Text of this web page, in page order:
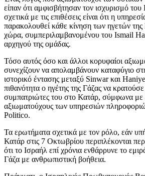
είπαν ότι αμφισβήτησαν τον ισχυρισμό του
σχετικά με τις επιθέσεις είναι ότι η
παρακολουθεί κάθε κίνηση των ηγετών
χώρα, συμπεριλαμβανομένου του Ismail
αρχηγού της ομάδας.
Τόσο αυτός όσο και άλλοι κορυφαίοι
συνεχίζουν να απολαμβάνουν καταφύγιο
ιστορικό έντασης μεταξύ Sinwar και
πιθανότητα ο ηγέτης της Γάζας να
συμπατριώτες του στο Κατάρ, σύμφωνα με
αξιωματούχους των υπηρεσιών
Politico.
Τα ερωτήματα σχετικά με τον ρόλο, εάν
Κατάρ στις 7 Οκτωβρίου περιπλέκονται
ότι το Ισραήλ επί χρόνια ενθάρρυνε το
Γάζα με ανθρωπιστική βοήθεια.